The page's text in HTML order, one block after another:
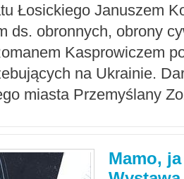
Łosickiego Januszem
ds. obronnych, obrony
Kasprowiczem
na Ukrainie.
miasta Przemyślany
Mamo,